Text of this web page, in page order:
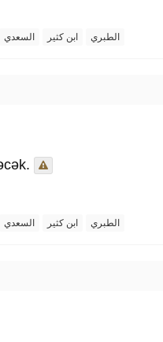
السعدي ابن كثير الطبري
السعدي ابن كثير الطبري